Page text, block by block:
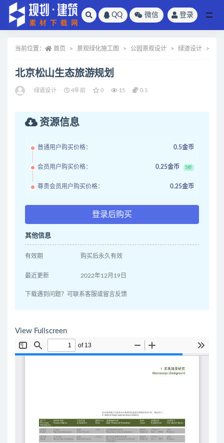
QQ 微信 登录
当前位置： 首页 景观绿化施工图 公园景观设计 绿道设计
北京松山生态旅游规划
绿道设计 4年前 0 15 0.5
资源信息
普通用户购买价格： 0.5金币
会员用户购买价格： 0.25金币 5折
尊贵会员用户购买价格： 0.25金币
登录后购买
其他信息
有效期 购买后永久有效
最近更新 2022年12月19日
下载遇到问题？可联系客服或留言反馈
View Fullscreen
全部